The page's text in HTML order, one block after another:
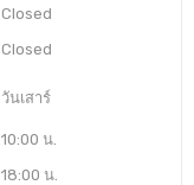
Closed
Closed
วันเสาร์
10:00 น.
18:00 น.